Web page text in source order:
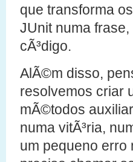
que transforma
JUnit numa
cÃ³digo.
AlÃ©m disso,
resolvemos criar
mÃ©todos
numa vitÃ³ria,
um pequeno erro